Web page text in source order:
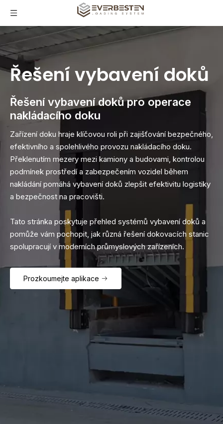
Řešení vybavení doků
Řešení vybavení doků pro operace
nakládacího doku
Zařízení doku hraje klíčovou roli při zajišťování bezpečného,
​​efektivního a spolehlivého provozu nakládacího doku.
Překlenutím mezery mezi kamiony a budovami, kontrolou
podmínek prostředí a zabezpečením vozidel během
nakládání pomáhá vybavení doků zlepšit efektivitu logistiky
a bezpečnost na pracovišti.
Tato stránka poskytuje přehled systémů vybavení doků a
pomůže vám pochopit, jak různá řešení dokovacích stanic
spolupracují v moderních průmyslových zařízeních.
Prozkoumejte aplikace